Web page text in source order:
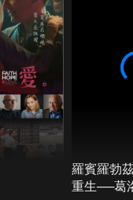
羅賓羅勃
重生──葛